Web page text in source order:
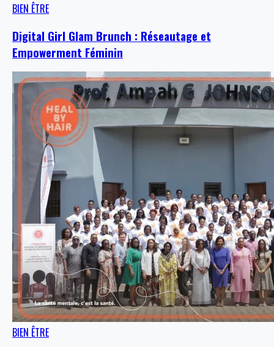
BIEN ÊTRE
Digital Girl Glam Brunch : Réseautage et
Empowerment Féminin
BIEN ÊTRE